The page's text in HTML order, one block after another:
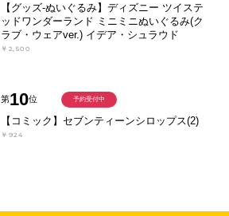
【グッズ-ぬいぐるみ】ディズニー ツイステ
ッドワンダーランド ミニミニぬいぐるみ(ク
ラブ・ウェアver.) イデア・シュラウド
￥2,500
第10位
【コミック】セブンティーンシロップス(2)
￥924
予約受付中